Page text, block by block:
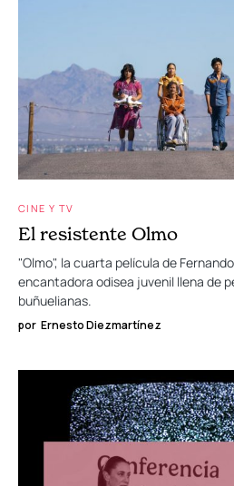
CINE Y TV
El resistente Olmo
"Olmo", la cuarta película de
encantadora odisea juvenil llena de
buñuelianas.
por Ernesto Diezmartínez